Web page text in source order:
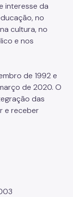
interesse da
no
cultura, no
e nos
de 1992 e
de 2020. O
das
e receber